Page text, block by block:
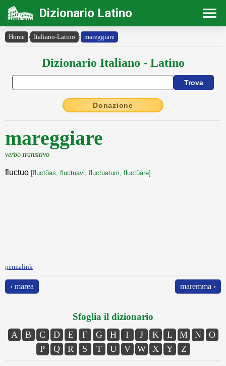
Dizionario Latino
Home › Italiano-Latino › mareggiare
Dizionario Italiano - Latino
Donazione
mareggiare
verbo transitivo
fluctuo [fluctŭas, fluctuavi, fluctuatum, fluctŭāre]
permalink
‹ marea maremma ›
Sfoglia il dizionario
A B C D E F G H I J K L M N
O
P
Q R S T U V W X Y Z